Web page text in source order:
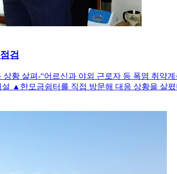
검
황 살펴-“어르신과 야외 근로자 등 폭염 취
▲한모금쉼터를 직접 방문해 대응 상황을 살